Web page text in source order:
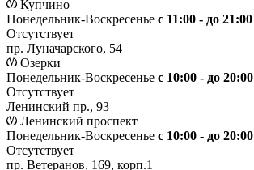
Купчино
Понедельник-Воскресенье с 11:00 - до 21:00
Отсутствует
пр. Луначарского, 54
Озерки
Понедельник-Воскресенье с 10:00 - до 20:00
Отсутствует
Ленинский пр., 93
Ленинский проспект
Понедельник-Воскресенье с 10:00 - до 20:00
Отсутствует
пр. Ветеранов, 169, корп.1